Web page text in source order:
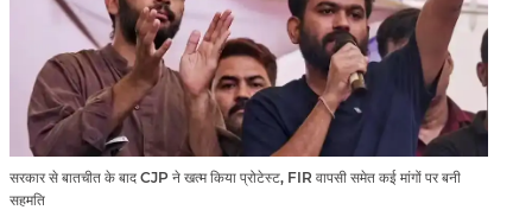
सरकार से बातचीत के बाद CJP ने खत्म किया प्रोटेस्ट, FIR वापसी समेत कई मांगों पर बनी
सहमति